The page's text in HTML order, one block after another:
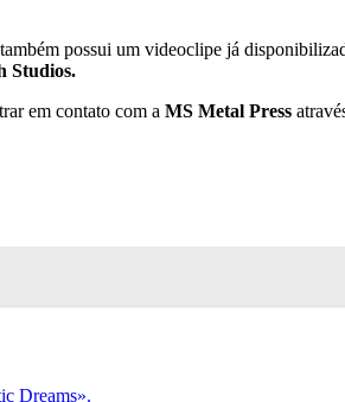
possui um videoclipe já
Studios.
em contato com a MS Metal Press